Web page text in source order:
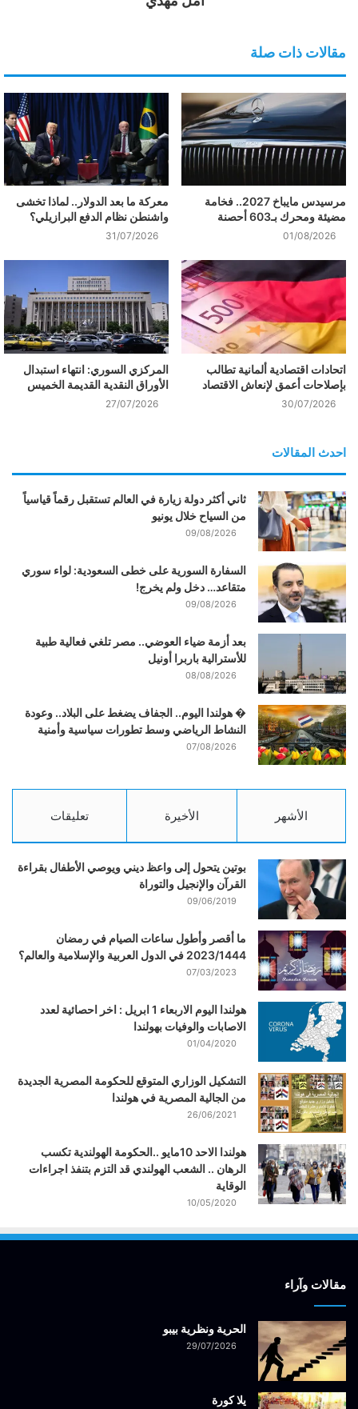
مقالات ذات صلة
مرسيدس مايباخ 2027.. فخامة
مضيئة ومحرك بـ603 أحصنة
01/08/2026
معركة ما بعد الدولار.. لماذا تخشى
واشنطن نظام الدفع البرازيلي؟
31/07/2026
اتحادات اقتصادية ألمانية تطالب
بإصلاحات أعمق لإنعاش الاقتصاد
30/07/2026
المركزي السوري: انتهاء استبدال
الأوراق النقدية القديمة الخميس
27/07/2026
احدث المقالات
ثاني أكثر دولة زيارة في العالم تستقبل رقماً قياسياً
من السياح خلال يونيو
09/08/2026
السفارة السورية على خطى السعودية: لواء سوري
متقاعد… دخل ولم يخرج!
09/08/2026
بعد أزمة ضياء العوضي.. مصر تلغي فعالية طبية
للأسترالية باربرا أونيل
08/08/2026
� هولندا اليوم.. الجفاف يضغط على البلاد.. وعودة
النشاط الرياضي وسط تطورات سياسية وأمنية
07/08/2026
الأشهر الأخيرة تعليقات
بوتين يتحول إلى واعظ ديني ويوصي الأطفال بقراءة
القرآن والإنجيل والتوراة
09/06/2019
ما أقصر وأطول ساعات الصيام في رمضان
2023/1444 في الدول العربية والإسلامية والعالم؟
07/03/2023
هولندا اليوم الاربعاء 1 ابريل : اخر احصائية لعدد
الاصابات والوفيات بهولندا
01/04/2020
التشكيل الوزاري المتوقع للحكومة المصرية الجديدة
من الجالية المصرية في هولندا
26/06/2021
هولندا الاحد 10مايو ..الحكومة الهولندية تكسب
الرهان .. الشعب الهولندي قد التزم بتنفذ اجراءات
الوقاية
10/05/2020
مقالات وآراء
الحرية ونظرية بيبو
29/07/2026
يلا كورة